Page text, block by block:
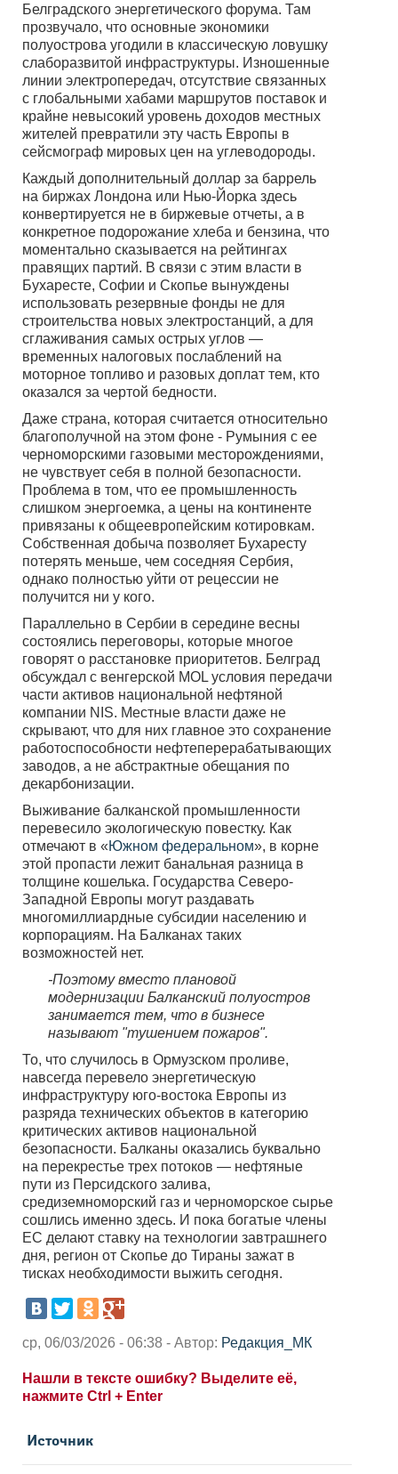
Белградского энергетического форума. Там
прозвучало, что основные экономики
полуострова угодили в классическую ловушку
слаборазвитой инфраструктуры. Изношенные
линии электропередач, отсутствие связанных
с глобальными хабами маршрутов поставок и
крайне невысокий уровень доходов местных
жителей превратили эту часть Европы в
сейсмограф мировых цен на углеводороды.
Каждый дополнительный доллар за баррель
на биржах Лондона или Нью-Йорка здесь
конвертируется не в биржевые отчеты, а в
конкретное подорожание хлеба и бензина, что
моментально сказывается на рейтингах
правящих партий. В связи с этим власти в
Бухаресте, Софии и Скопье вынуждены
использовать резервные фонды не для
строительства новых электростанций, а для
сглаживания самых острых углов —
временных налоговых послаблений на
моторное топливо и разовых доплат тем, кто
оказался за чертой бедности.
Даже страна, которая считается относительно
благополучной на этом фоне - Румыния с ее
черноморскими газовыми месторождениями,
не чувствует себя в полной безопасности.
Проблема в том, что ее промышленность
слишком энергоемка, а цены на континенте
привязаны к общеевропейским котировкам.
Собственная добыча позволяет Бухаресту
потерять меньше, чем соседняя Сербия,
однако полностью уйти от рецессии не
получится ни у кого.
Параллельно в Сербии в середине весны
состоялись переговоры, которые многое
говорят о расстановке приоритетов. Белград
обсуждал с венгерской MOL условия передачи
части активов национальной нефтяной
компании NIS. Местные власти даже не
скрывают, что для них главное это сохранение
работоспособности нефтеперерабатывающих
заводов, а не абстрактные обещания по
декарбонизации.
Выживание балканской промышленности
перевесило экологическую повестку. Как
отмечают в «Южном федеральном», в корне
этой пропасти лежит банальная разница в
толщине кошелька. Государства Северо-
Западной Европы могут раздавать
многомиллиардные субсидии населению и
корпорациям. На Балканах таких
возможностей нет.
-Поэтому вместо плановой
модернизации Балканский полуостров
занимается тем, что в бизнесе
называют "тушением пожаров".
То, что случилось в Ормузском проливе,
навсегда перевело энергетическую
инфраструктуру юго-востока Европы из
разряда технических объектов в категорию
критических активов национальной
безопасности. Балканы оказались буквально
на перекрестье трех потоков — нефтяные
пути из Персидского залива,
средиземноморский газ и черноморское сырье
сошлись именно здесь. И пока богатые члены
ЕС делают ставку на технологии завтрашнего
дня, регион от Скопье до Тираны зажат в
тисках необходимости выжить сегодня.
ср, 06/03/2026 - 06:38 - Автор: Редакция_МК
Нашли в тексте ошибку? Выделите её,
нажмите Ctrl + Enter
Источник